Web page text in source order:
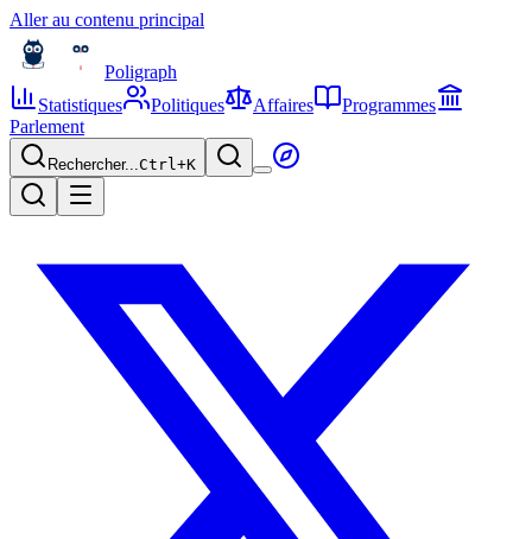
Aller au contenu principal
Poligraph
Statistiques
Politiques Affaires
Programmes
Parlement
Rechercher...Ctrl+K